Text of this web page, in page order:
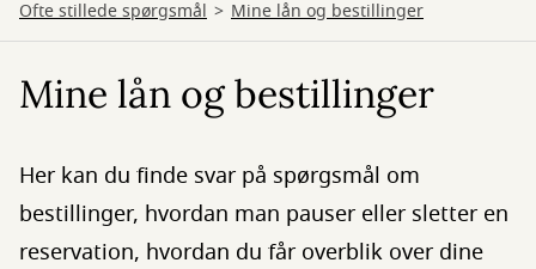
Ofte stillede spørgsmål Mine lån og bestillinger
Mine lån og bestillinger
Her kan du finde svar på spørgsmål om
bestillinger, hvordan man pauser eller sletter en
reservation, hvordan du får overblik over dine